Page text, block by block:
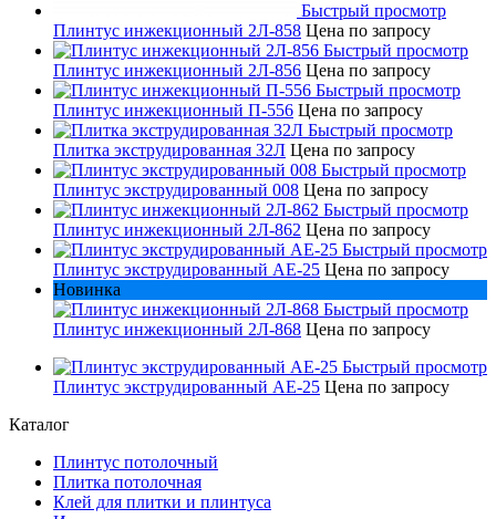
Быстрый просмотр
Плинтус инжекционный 2Л-858 Цена по запросу
Быстрый просмотр
Плинтус инжекционный 2Л-856 Цена по запросу
Быстрый просмотр
Плинтус инжекционный П-556 Цена по запросу
Быстрый просмотр
Плитка экструдированная 32Л Цена по запросу
Быстрый просмотр
Плинтус экструдированный 008 Цена по запросу
Быстрый просмотр
Плинтус инжекционный 2Л-862 Цена по запросу
Быстрый просмотр
Плинтус экструдированный AE-25 Цена по запросу
Новинка
Быстрый просмотр
Плинтус инжекционный 2Л-868 Цена по запросу
Быстрый просмотр
Плинтус экструдированный AE-25 Цена по запросу
Каталог
Плинтус потолочный
Плитка потолочная
Клей для плитки и плинтуса